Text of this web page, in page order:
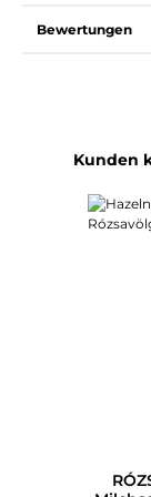
Bewertungen
Kunden